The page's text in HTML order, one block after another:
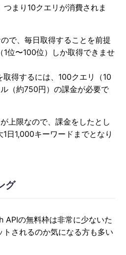
まり10クエリが消費されま
で、毎日取得することを前提
1位〜100位）しか取得できませ
得するには、100クエリ（10
（約750円）の課金が必要で
上限なので、課金をしたとし
日1,000キーワードまでとなり
グ
の無料枠は非常に少ないた
されるのか気になる方も多い